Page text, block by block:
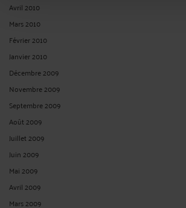
Avril 2010
Mars 2010
Février 2010
Janvier 2010
Décembre 2009
Novembre 2009
Septembre 2009
Août 2009
Juillet 2009
Juin 2009
Mai 2009
Avril 2009
Mars 2009